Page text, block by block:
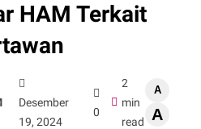
HAM Terkait
Desember
19, 2024
0
2
min
read
A
A